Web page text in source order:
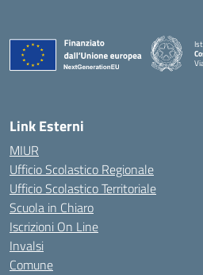
Link Esterni
MIUR
Ufficio Scolastico Regionale
Ufficio Scolastico Territoriale
Scuola in Chiaro
Iscrizioni On Line
Invalsi
Comune